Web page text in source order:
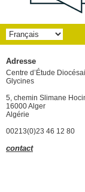
Adresse
Centre d’Étude
Glycines
5, chemin Slimane
16000 Alger
Algérie
00213(0)23 46 12 80
contact